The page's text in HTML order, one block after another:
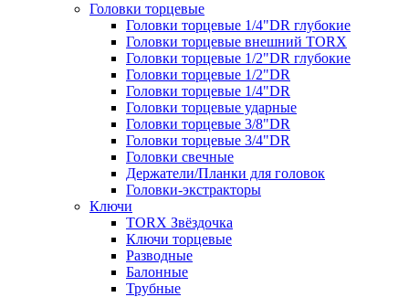
Головки торцевые
Головки торцевые 1/4"DR глубокие
Головки торцевые внешний TORX
Головки торцевые 1/2"DR глубокие
Головки торцевые 1/2"DR
Головки торцевые 1/4"DR
Головки торцевые ударные
Головки торцевые 3/8"DR
Головки торцевые 3/4"DR
Головки свечные
Держатели/Планки для головок
Головки-экстракторы
Ключи
TORX Звёздочка
Ключи торцевые
Разводные
Балонные
Трубные